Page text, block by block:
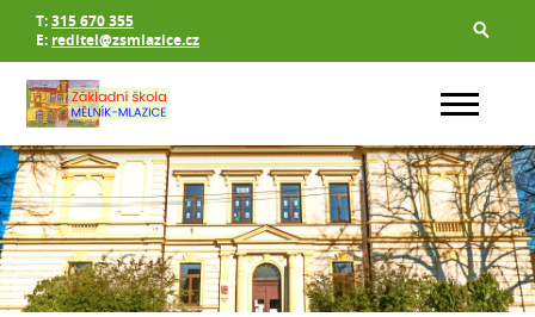
T:315 670 355
E: reditel@zsmlazice.cz